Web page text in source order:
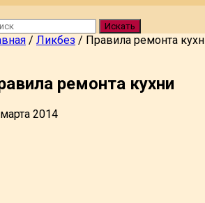
Искать
/ Ликбез / Правила ремонта
ремонта кухни
2014